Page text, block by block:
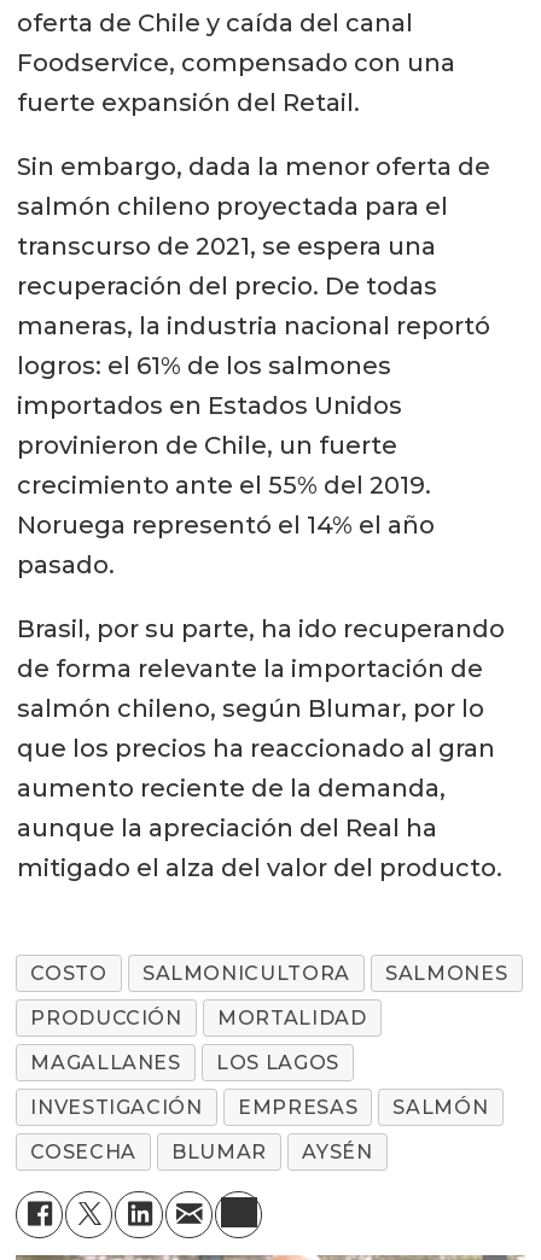
oferta de Chile y caída del canal
Foodservice, compensado con una
fuerte expansión del Retail.
Sin embargo, dada la menor oferta de
salmón chileno proyectada para el
transcurso de 2021, se espera una
recuperación del precio. De todas
maneras, la industria nacional reportó
logros: el 61% de los salmones
importados en Estados Unidos
provinieron de Chile, un fuerte
crecimiento ante el 55% del 2019.
Noruega representó el 14% el año
pasado.
Brasil, por su parte, ha ido recuperando
de forma relevante la importación de
salmón chileno, según Blumar, por lo
que los precios ha reaccionado al gran
aumento reciente de la demanda,
aunque la apreciación del Real ha
mitigado el alza del valor del producto.
COSTO SALMONICULTORA
SALMONES
PRODUCCIÓN
MORTALIDAD
MAGALLANES
LOS LAGOS
INVESTIGACIÓN
EMPRESAS
SALMÓN
COSECHA
BLUMAR AYSÉN